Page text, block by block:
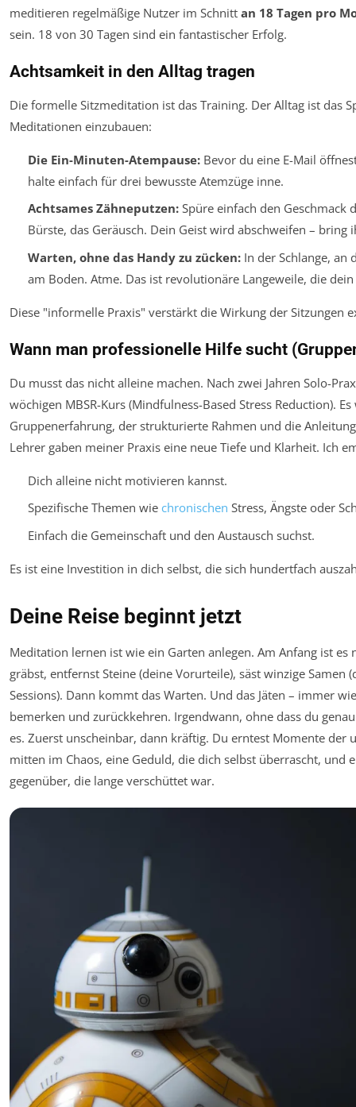
meditieren regelmäßige Nutzer im Schnitt an 18 Tagen pro
sein. 18 von 30 Tagen sind ein fantastischer Erfolg.
Achtsamkeit in den Alltag tragen
Die formelle Sitzmeditation ist das Training. Der Alltag ist das
Meditationen einzubauen:
Die Ein-Minuten-Atempause:Bevor du eine E-Mail
halte einfach für drei bewusste Atemzüge inne.
Achtsames Zähneputzen:Spüre einfach den Geschmack
Bürste, das Geräusch. Dein Geist wird abschweifen – bring
Warten, ohne das Handy zu zücken:In der Schlange, an
am Boden. Atme. Das ist revolutionäre Langeweile, die
Diese "informelle Praxis" verstärkt die Wirkung der Sitzungen
Wann man professionelle Hilfe sucht
Du musst das nicht alleine machen. Nach zwei Jahren Solo-
wöchigen MBSR-Kurs (Mindfulness-Based Stress Reduction).
Gruppenerfahrung, der strukturierte Rahmen und die
Lehrer gaben meiner Praxis eine neue Tiefe und Klarheit. Ich
Dich alleine nicht motivieren kannst.
Spezifische Themen wie chronischen Stress, Ängste oder
Einfach die Gemeinschaft und den Austausch suchst.
Es ist eine Investition in dich selbst, die sich hundertfach
Deine Reise beginnt jetzt
Meditation lernen ist wie ein Garten anlegen. Am Anfang ist es
gräbst, entfernst Steine (deine Vorurteile), säst winzige Samen
Sessions). Dann kommt das Warten. Und das Jäten – immer
bemerken und zurückkehren. Irgendwann, ohne dass du
es. Zuerst unscheinbar, dann kräftig. Du erntest Momente der
mitten im Chaos, eine Geduld, die dich selbst überrascht, und
gegenüber, die lange verschüttet war.